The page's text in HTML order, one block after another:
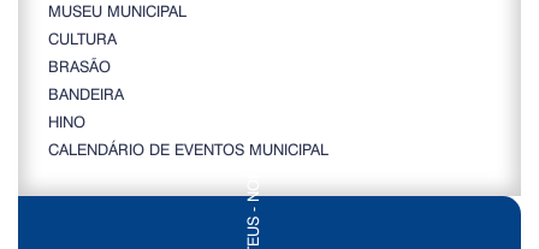
MUSEU MUNICIPAL
CULTURA
BRASÃO
BANDEIRA
HINO
CALENDÁRIO DE EVENTOS MUNICIPAL